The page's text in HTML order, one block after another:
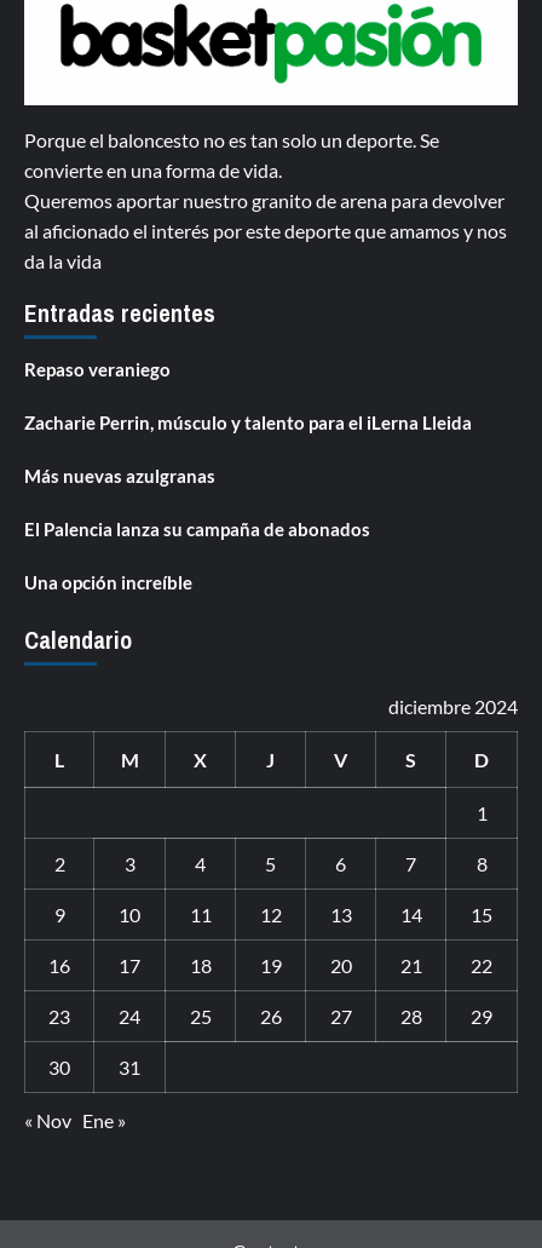
Porque el baloncesto no es tan solo un deporte. Se
convierte en una forma de vida.
Queremos aportar nuestro granito de arena para devolver
al aficionado el interés por este deporte que amamos y nos
da la vida
Entradas recientes
Repaso veraniego
Zacharie Perrin, músculo y talento para el iLerna Lleida
Más nuevas azulgranas
El Palencia lanza su campaña de abonados
Una opción increíble
Calendario
diciembre 2024
L M X J V S D
1
2 3 4 5 6 7 8
9 10 11 12 13 14 15
16 17 18 19 20 21 22
23 24 25 26 27 28 29
30 31
« Nov Ene »